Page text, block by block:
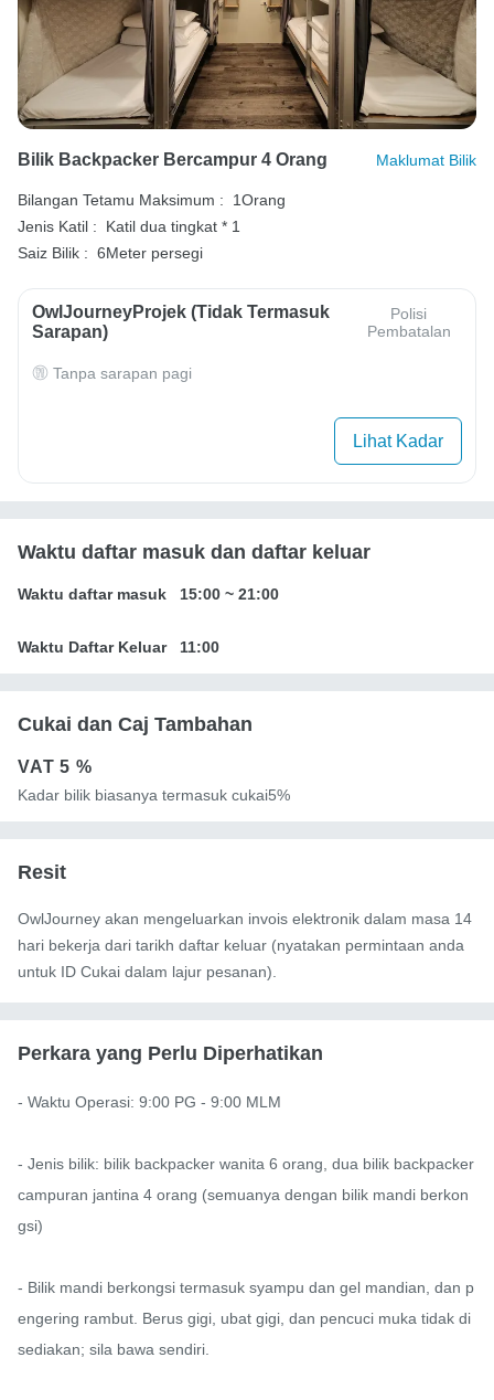
Bilik Backpacker Bercampur 4 Orang Maklumat Bilik
Bilangan Tetamu Maksimum :
1Orang
Jenis Katil :
Katil dua tingkat * 1
Saiz Bilik : 6Meter persegi
OwlJourneyProjek (Tidak Termasuk
Sarapan)
Polisi
Pembatalan
Tanpa sarapan pagi
Lihat Kadar
Waktu daftar masuk dan daftar keluar
Waktu daftar masuk 15:00 ~ 21:00
Waktu Daftar Keluar 11:00
Cukai dan Caj Tambahan
VAT5 %
Kadar bilik biasanya termasuk cukai5%
Resit
OwlJourney akan mengeluarkan invois elektronik dalam masa 14
hari bekerja dari tarikh daftar keluar (nyatakan permintaan anda
untuk ID Cukai dalam lajur pesanan).
Perkara yang Perlu Diperhatikan
- Waktu Operasi: 9:00 PG - 9:00 MLM
- Jenis bilik: bilik backpacker wanita 6 orang, dua bilik backpacker
campuran jantina 4 orang (semuanya dengan bilik mandi berkon
gsi)
- Bilik mandi berkongsi termasuk syampu dan gel mandian, dan p
engering rambut. Berus gigi, ubat gigi, dan pencuci muka tidak di
sediakan; sila bawa sendiri.